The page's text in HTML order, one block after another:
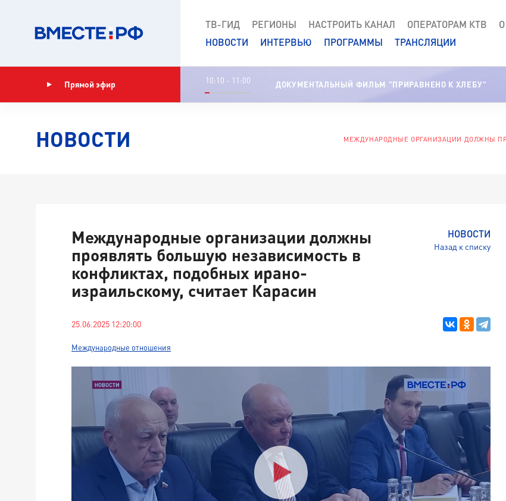
ТВ-ГИД РЕГИОНЫ НАСТРОИТЬ КАНАЛ ОПЕРАТОРАМ КТВ
НОВОСТИ
ИНТЕРВЬЮ ПРОГРАММЫ ТРАНСЛЯЦИИ
Прямой эфир 10:10 - 11:00 ДОКУМЕНТАЛЬНЫЙ ФИЛЬМ "ПРИРАВНЕНО К ХЛЕБУ"
НОВОСТИ
МЕЖДУНАРОДНЫЕ ОРГАНИЗАЦИИ ДОЛЖНЫ
НОВОСТИ
Назад к списку
Международные организации должны
проявлять большую независимость в
конфликтах, подобных ирано-
израильскому, считает Карасин
25.06.2025 12:20:00
Международные отношения